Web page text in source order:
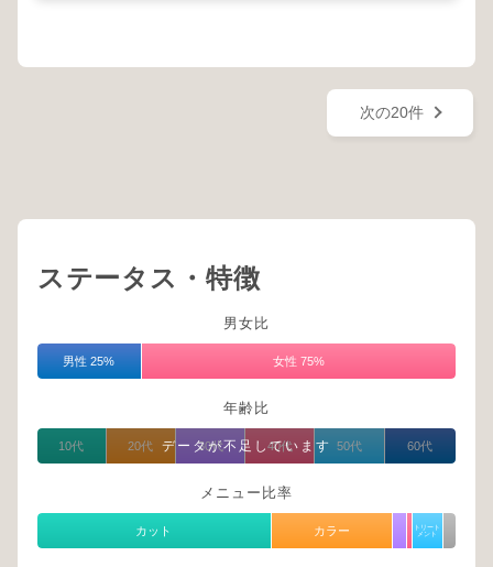
次の20件
ステータス・特徴
男女比
男性 25% 女性 75%
年齢比
データが不足しています
10代 20代 30代 40代 50代 60代
メニュー比率
カット カラー
トリート
メント